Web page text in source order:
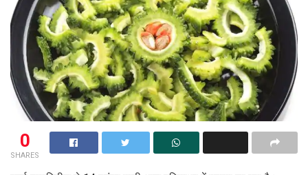
0
SHARES